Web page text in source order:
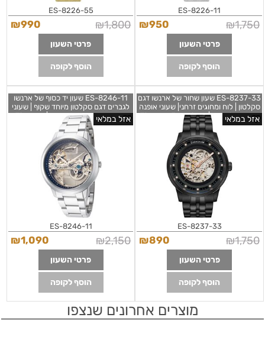
ES-8226-11
₪1,750
₪950
פרטי השעון
הוסף לקופה
ES-8226-55
₪1,800
₪990
פרטי השעון
הוסף לקופה
ES-8237-33 שעון שחור של ארנשו דגם
סקלטון | לוח ומחוגים זרחני| שעוני אופנה
מיוחדים לגברים | Thomas Earnshaw
Men's ES-8237-33 Meridian 43mm
אזל במלאי
ES-8237-33
₪1,750
₪890
פרטי השעון
הוסף לקופה
ES-8246-11 שעון יד כסוף של ארנשו
לגברים דגם סקלטון מיוחד שקוף | שעוני
אופנה אוטומטיים מיוחדים | Thomas
Earnshaw Men's ES-8246-11
Cornwall 42mm Automatic Watch
אזל במלאי
ES-8246-11
₪2,150
₪1,090
פרטי השעון
הוסף לקופה
מוצרים אחרונים שנצפו